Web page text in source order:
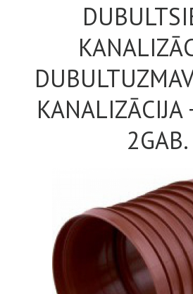
KANALIZĀCIJA
2GAB.